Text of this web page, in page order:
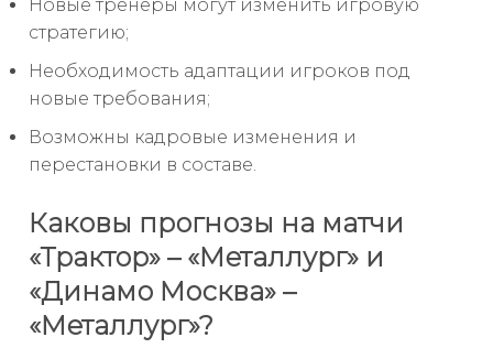
Новые тренеры могут изменить игровую
стратегию;
Необходимость адаптации игроков под
новые требования;
Возможны кадровые изменения и
перестановки в составе.
Каковы прогнозы на матчи
«Трактор» – «Металлург» и
«Динамо Москва» –
«Металлург»?